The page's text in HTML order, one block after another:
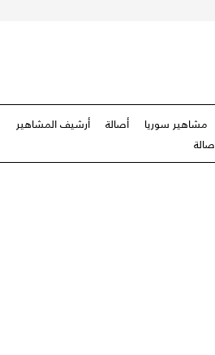
مشاهير سوريا أصالة
أرشيف المشاهير